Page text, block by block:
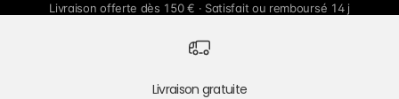
Livraison offerte dès 150 € · Satisfait ou remboursé 14 j
Livraison gratuite